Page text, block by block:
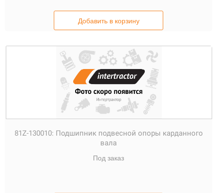
Добавить в корзину
81Z-130010: Подшипник подвесной опоры карданного
вала
Под заказ